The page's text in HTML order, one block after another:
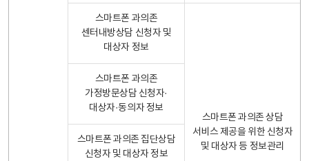
스마트폰 과의존
센터내방상담 신청자 및
대상자 정보
스마트폰 과의존 상담
서비스 제공을 위한 신청자
및 대상자 등 정보관리
스마트폰 과의존
가정방문상담 신청자·
대상자·동의자 정보
스마트폰 과의존 집단상담
신청자 및 대상자 정보